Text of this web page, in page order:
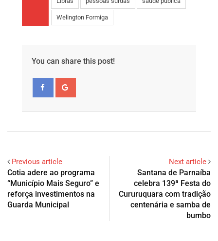
Welington Formiga
You can share this post!
Previous article
Cotia adere ao programa
“Município Mais Seguro” e
reforça investimentos na
Guarda Municipal
Next article
Santana de Parnaíba
celebra 139ª Festa do
Cururuquara com tradição
centenária e samba de
bumbo